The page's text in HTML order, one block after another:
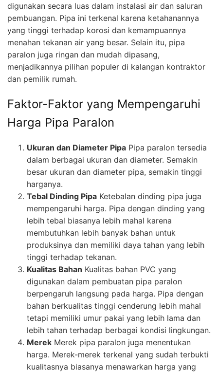
digunakan secara luas dalam instalasi air dan saluran
pembuangan. Pipa ini terkenal karena ketahanannya
yang tinggi terhadap korosi dan kemampuannya
menahan tekanan air yang besar. Selain itu, pipa
paralon juga ringan dan mudah dipasang,
menjadikannya pilihan populer di kalangan kontraktor
dan pemilik rumah.
Faktor-Faktor yang Mempengaruhi
Harga Pipa Paralon
Ukuran dan Diameter Pipa Pipa paralon tersedia
dalam berbagai ukuran dan diameter. Semakin
besar ukuran dan diameter pipa, semakin tinggi
harganya.
Tebal Dinding Pipa Ketebalan dinding pipa juga
mempengaruhi harga. Pipa dengan dinding yang
lebih tebal biasanya lebih mahal karena
membutuhkan lebih banyak bahan untuk
produksinya dan memiliki daya tahan yang lebih
tinggi terhadap tekanan.
Kualitas Bahan Kualitas bahan PVC yang
digunakan dalam pembuatan pipa paralon
berpengaruh langsung pada harga. Pipa dengan
bahan berkualitas tinggi cenderung lebih mahal
tetapi memiliki umur pakai yang lebih lama dan
lebih tahan terhadap berbagai kondisi lingkungan.
Merek Merek pipa paralon juga menentukan
harga. Merek-merek terkenal yang sudah terbukti
kualitasnya biasanya menawarkan harga yang